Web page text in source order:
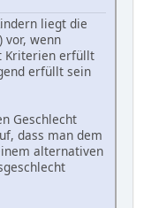
liegt die
vor, wenn
Kriterien erfüllt
erfüllt sein
Geschlecht
dass man dem
alternativen